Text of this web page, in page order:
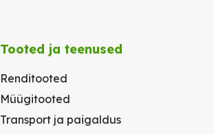
Tooted ja teenused
Renditooted
Müügitooted
Transport ja paigaldus